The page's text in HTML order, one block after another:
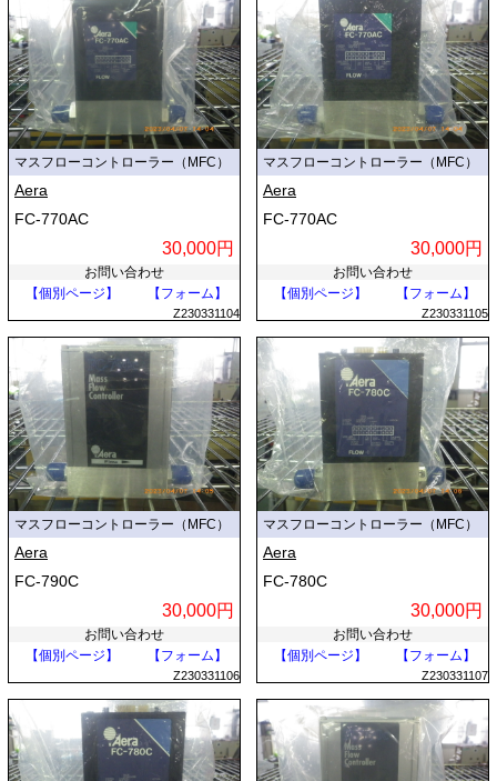
マスフローコントローラー（MFC）
Aera
FC-770AC
30,000円
お問い合わせ
【個別ページ】
【フォーム】
Z230331104
マスフローコントローラー（MFC）
Aera
FC-770AC
30,000円
お問い合わせ
【個別ページ】
【フォーム】
Z230331105
マスフローコントローラー（MFC）
Aera
FC-790C
30,000円
お問い合わせ
【個別ページ】
【フォーム】
Z230331106
マスフローコントローラー（MFC）
Aera
FC-780C
30,000円
お問い合わせ
【個別ページ】
【フォーム】
Z230331107